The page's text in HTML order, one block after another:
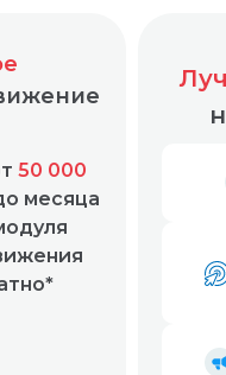
любой
50 000
месяца